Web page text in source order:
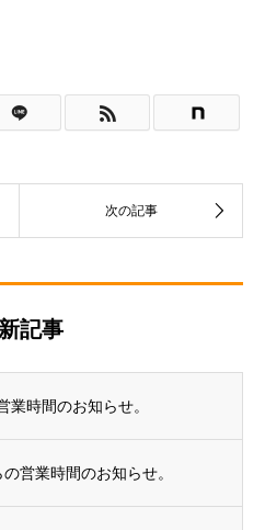
記事
業時間のお知らせ。
営業時間のお知らせ。